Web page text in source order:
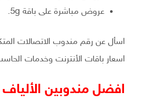
عروض مباشرة على باقة 5g.
اسأل عن رقم مندوب الاتصالات
اسعار باقات الأنترنت وخدمات
افضل مندوبين الألياف